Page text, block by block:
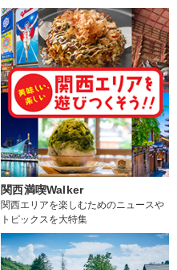
関西満喫Walker
関西エリアを楽しむためのニュースや
トピックスを大特集